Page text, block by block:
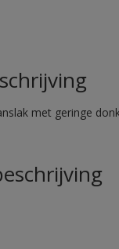
met geringe